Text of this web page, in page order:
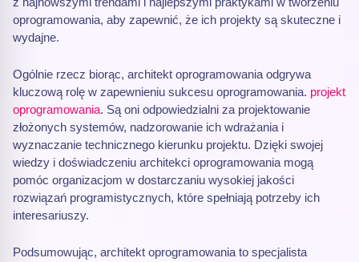
oprogramowania, aby zapewnić, że ich projekty są skuteczne i
wydajne.
Ogólnie rzecz biorąc, architekt oprogramowania odgrywa
kluczową rolę w zapewnieniu sukcesu oprogramowania. projekt
oprogramowania. Są oni odpowiedzialni za projektowanie
złożonych systemów, nadzorowanie ich wdrażania i
wyznaczanie technicznego kierunku projektu. Dzięki swojej
wiedzy i doświadczeniu architekci oprogramowania mogą
pomóc organizacjom w dostarczaniu wysokiej jakości
rozwiązań programistycznych, które spełniają potrzeby ich
interesariuszy.
Podsumowując, architekt oprogramowania to specjalista